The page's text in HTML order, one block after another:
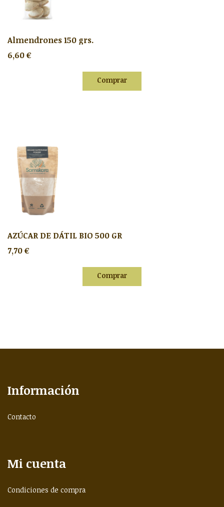
Almendrones 150 grs.
6,60 €
Comprar
AZÚCAR DE DÁTIL BIO 500 GR
7,70 €
Comprar
Información
Contacto
Mi cuenta
Condiciones de compra